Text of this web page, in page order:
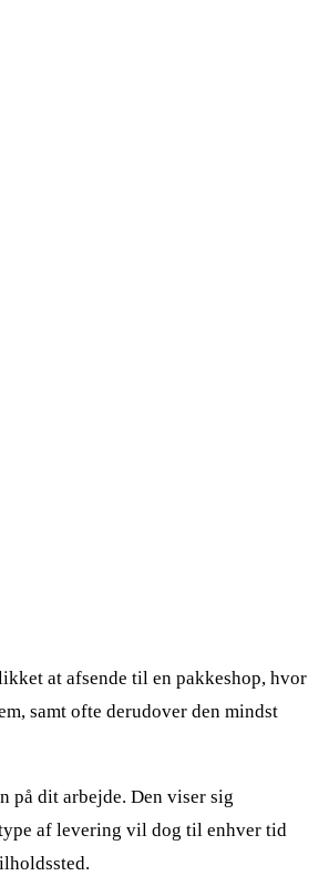
at afsende til en pakkeshop, hvor
samt ofte derudover den mindst
på dit arbejde. Den viser sig
af levering vil dog til enhver tid